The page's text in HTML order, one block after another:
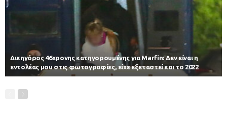
Δικηγόρος 46χρονης κατηγορουμένης για Marfin: Δεν είναι η
εντολέας μου στις φωτογραφίες, είχε εξεταστεί και το 2022